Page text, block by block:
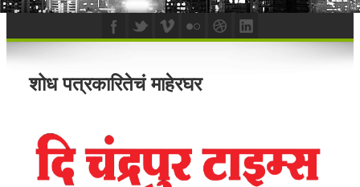
शोध पत्रकारितेचं माहेरघर